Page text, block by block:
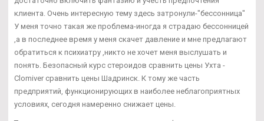
клиента. Очень интересную тему здесь затронули-"бессонница"
У меня точно такая же проблема-иногда я страдаю бессонницей
,а в последнее время у меня скачет давление и мне предлагают
обратиться к психиатру ,никто не хочет меня выслушать и
понять. Безопасный курс стероидов сравнить цены Ухта -
Clomiver сравнить цены Шадринск. К тому же часть
предприятий, функционирующих в наиболее неблагоприятных
условиях, сегодня намеренно снижает цены.